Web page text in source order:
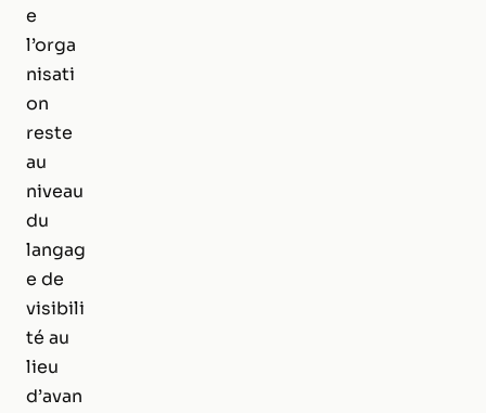
e
l’orga
nisati
on
reste
au
niveau
du
langag
e de
visibili
té au
lieu
d’avan